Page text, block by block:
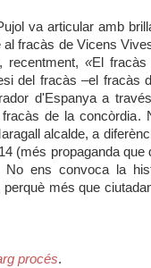
va articular amb
al fracàs de Vicens
recentment, «El fracàs
del fracàs –el fracàs
d'Espanya a
de la concòrdia.
alcalde, a
(més propaganda
No ens convoca la
perquè més que
procés.